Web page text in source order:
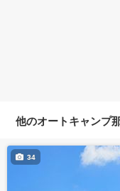
他のオートキャンプ
34